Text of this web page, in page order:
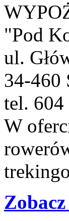
"Pod
ul.
34-460
tel. 604
W